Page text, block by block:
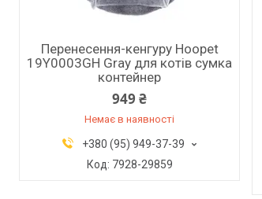
Перенесення-кенгуру Hoopet
19Y0003GH Gray для котів сумка
контейнер
949 ₴
Немає в наявності
+380 (95) 949-37-39
7928-29859